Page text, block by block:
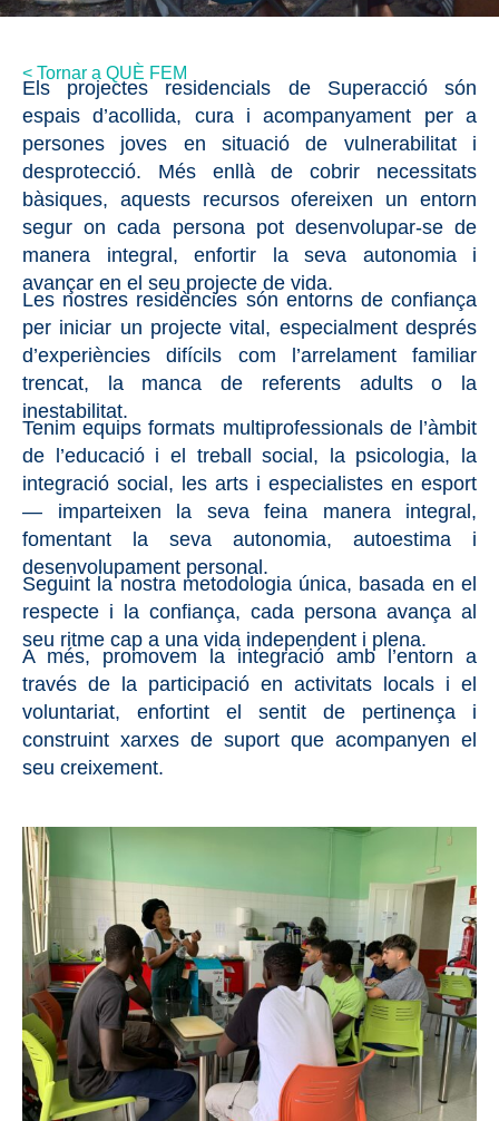
< Tornar a QUÈ FEM
Els projectes residencials de Superacció són
espais d’acollida, cura i acompanyament per a
persones joves en situació de vulnerabilitat i
desprotecció. Més enllà de cobrir necessitats
bàsiques, aquests recursos ofereixen un entorn
segur on cada persona pot desenvolupar-se de
manera integral, enfortir la seva autonomia i
avançar en el seu projecte de vida.
Les nostres residències són entorns de confiança
per iniciar un projecte vital, especialment després
d’experiències difícils com l’arrelament familiar
trencat, la manca de referents adults o la
inestabilitat.
Tenim equips formats multiprofessionals de l’àmbit
de l’educació i el treball social, la psicologia, la
integració social, les arts i especialistes en esport
— imparteixen la seva feina manera integral,
fomentant la seva autonomia, autoestima i
desenvolupament personal.
Seguint la nostra metodologia única, basada en el
respecte i la confiança, cada persona avança al
seu ritme cap a una vida independent i plena.
A més, promovem la integració amb l’entorn a
través de la participació en activitats locals i el
voluntariat, enfortint el sentit de pertinença i
construint xarxes de suport que acompanyen el
seu creixement.